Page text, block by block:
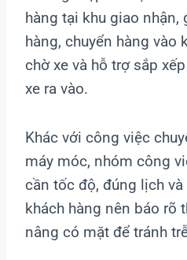
hàng tại khu giao nhận,
hàng, chuyển hàng vào
chờ xe và hỗ trợ sắp
xe ra vào.
Khác với công việc
máy móc, nhóm công
cần tốc độ, đúng lịch
khách hàng nên báo rõ
nâng có mặt để tránh